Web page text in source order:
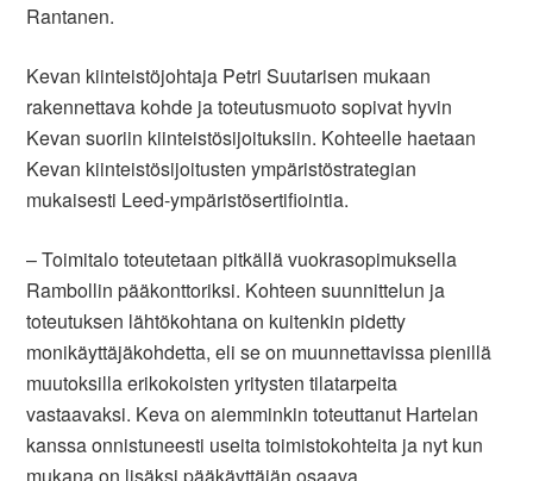
Rantanen.
Kevan kiinteistöjohtaja Petri Suutarisen mukaan
rakennettava kohde ja toteutusmuoto sopivat hyvin
Kevan suoriin kiinteistösijoituksiin. Kohteelle haetaan
Kevan kiinteistösijoitusten ympäristöstrategian
mukaisesti Leed-ympäristösertifiointia.
– Toimitalo toteutetaan pitkällä vuokrasopimuksella
Rambollin pääkonttoriksi. Kohteen suunnittelun ja
toteutuksen lähtökohtana on kuitenkin pidetty
monikäyttäjäkohdetta, eli se on muunnettavissa pienillä
muutoksilla erikokoisten yritysten tilatarpeita
vastaavaksi. Keva on aiemminkin toteuttanut Hartelan
kanssa onnistuneesti useita toimistokohteita ja nyt kun